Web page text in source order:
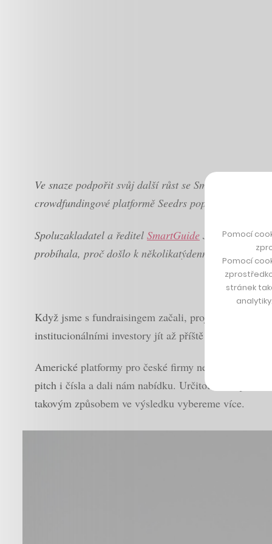
Ve snaze podpořit svůj další růst se SmartGuide
crowdfundingové platformě Seedrs poptával 400
Spoluzakladatel a ředitel SmartGuide Jan Doležal v
probíhala, proč došlo k několikatýdennímu zdržení
Když jsme s fundraisingem začali, projevila o nás
institucionálními investory jít až příště pro Series A.
Americké platformy pro české firmy nejsou úplně
pitch i čísla a dali nám nabídku. Určitou dobu jsme
takovým způsobem ve výsledku vybereme více.
Pomocí
Pomocí
stránek